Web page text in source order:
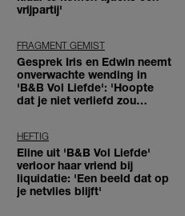
vrijpartij'
FRAGMENT GEMIST
Gesprek Iris en Edwin neemt
onverwachte wending in
'B&B Vol Liefde': 'Hoopte
dat je niet verliefd zou
HEFTIG
Eline uit 'B&B Vol Liefde'
verloor haar vriend bij
liquidatie: 'Een beeld dat op
je netvlies blijft'